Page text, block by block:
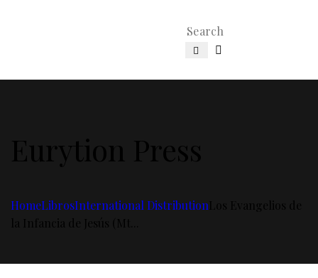
HomeLibrosInternational Distribution